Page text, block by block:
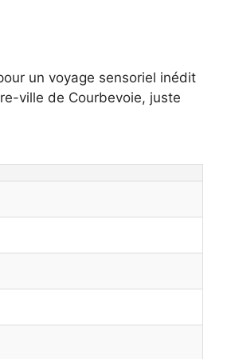
un voyage sensoriel inédit
ville de Courbevoie, juste